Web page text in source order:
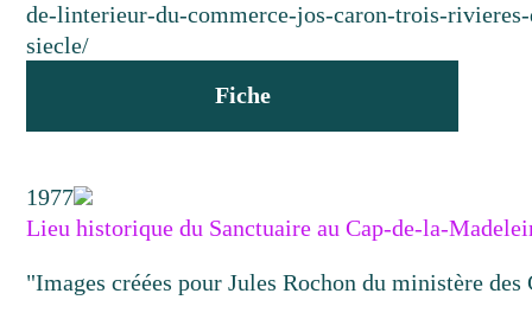
de-linterieur-du-commerce-jos-caron-trois-
siecle/
Fiche
1977
Lieu historique du Sanctuaire au Cap-de-la-
"Images créées pour Jules Rochon du ministère